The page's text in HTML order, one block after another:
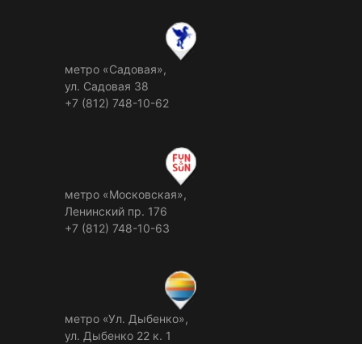
метро «Садовая»,
ул. Садовая 38
+7 (812) 748-10-62
метро «Московская»,
Ленинский пр. 176
+7 (812) 748-10-63
метро «Ул. Дыбенко»,
ул. Дыбенко 22 к. 1